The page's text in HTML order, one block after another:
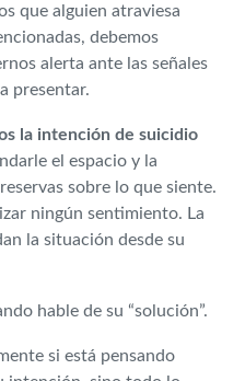
que alguien atraviesa
debemos
alerta ante las señales
presentar.
la intención de suicidio
el espacio y la
sobre lo que siente.
ningún sentimiento. La
la situación desde su
hable de su “solución”.
si está pensando